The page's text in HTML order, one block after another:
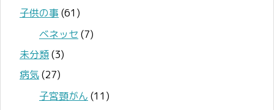
子供の事 (61)
ベネッセ (7)
未分類(3)
病気(27)
子宮頸がん (11)